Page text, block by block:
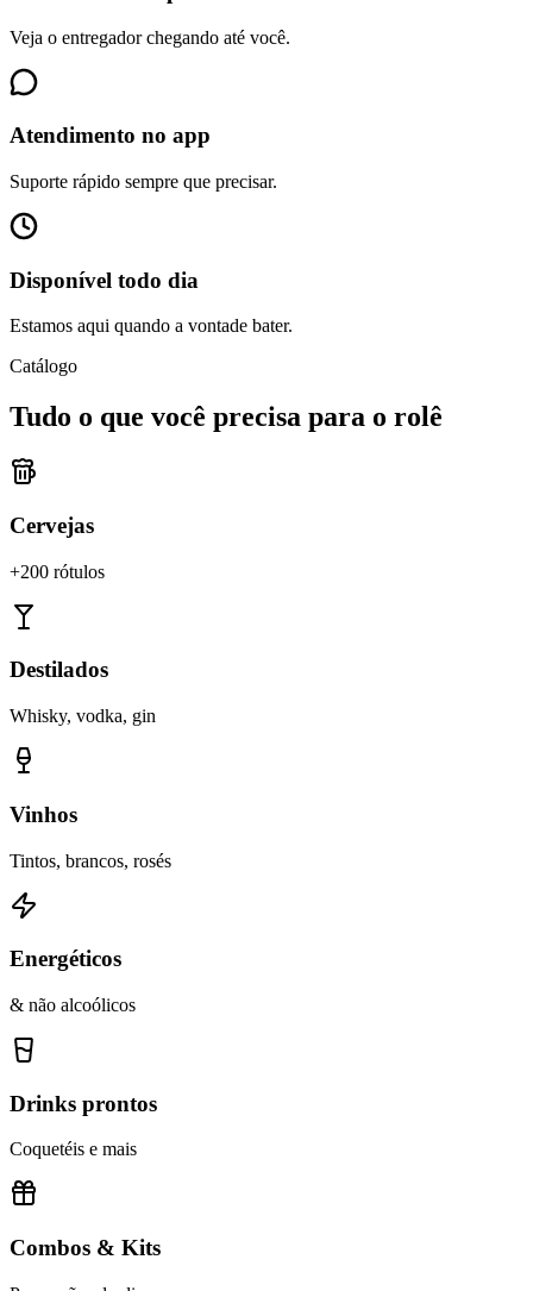
Veja o entregador chegando até você.
Atendimento no app
Suporte rápido sempre que precisar.
Disponível todo dia
Estamos aqui quando a vontade bater.
Catálogo
Tudo o que você precisa para o rolê
Cervejas
+200 rótulos
Destilados
Whisky, vodka, gin
Vinhos
Tintos, brancos, rosés
Energéticos
& não alcoólicos
Drinks prontos
Coquetéis e mais
Combos & Kits